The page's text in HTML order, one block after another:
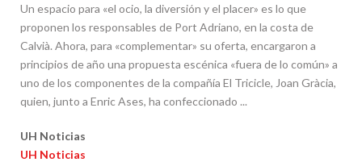
Un espacio para «el ocio, la diversión y el placer» es lo que
proponen los responsables de Port Adriano, en la costa de
Calvià. Ahora, para «complementar» su oferta, encargaron a
principios de año una propuesta escénica «fuera de lo común» a
uno de los componentes de la compañía El Tricicle, Joan Gràcia,
quien, junto a Enric Ases, ha confeccionado ...
UH Noticias
UH Noticias